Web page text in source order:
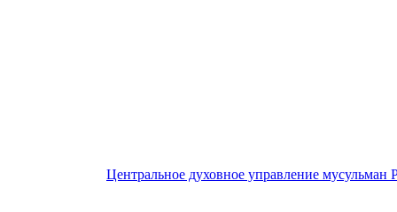
Центральное духовное управление мусульман